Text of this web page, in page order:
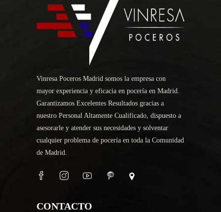
Vinresa Poceros Madrid somos la empresa con
mayor experiencia y eficacia en pocería en Madrid.
Garantizamos Excelentes Resultados gracias a
nuestro Personal Altamente Cualificado, dispuesto a
asesorarle y atender sus necesidades y solventar
cualquier problema de pocería en toda la Comunidad
de Madrid.
CONTACTO